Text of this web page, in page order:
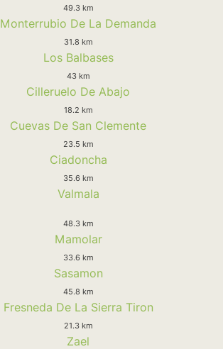
49.3 km
Monterrubio De La Demanda
31.8 km
Los Balbases
43 km
Cilleruelo De Abajo
18.2 km
Cuevas De San Clemente
23.5 km
Ciadoncha
35.6 km
Valmala
48.3 km
Mamolar
33.6 km
Sasamon
45.8 km
Fresneda De La Sierra Tiron
21.3 km
Zael